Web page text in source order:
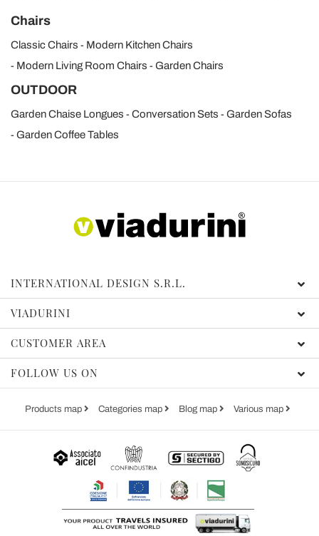
Chairs
Classic Chairs
Modern Kitchen Chairs
Modern Living Room Chairs
Garden Chairs
OUTDOOR
Garden Chaise Longues Conversation Sets
Garden Sofas
Garden Coffee Tables
INTERNATIONAL DESIGN S.R.L.
VIADURINI
CUSTOMER AREA
FOLLOW US ON
Products map Categories map Blog map Various map